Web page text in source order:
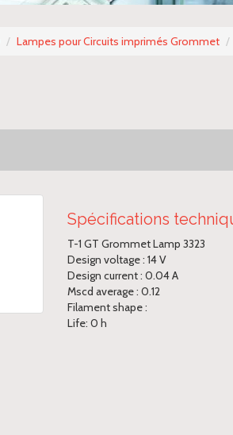
Lampes pour Circuits imprimés Grommet
Spécifications
T-1 GT Grommet Lamp 3323
Design voltage : 14 V
Design current : 0.04 A
Mscd average : 0.12
Filament shape :
Life: 0 h